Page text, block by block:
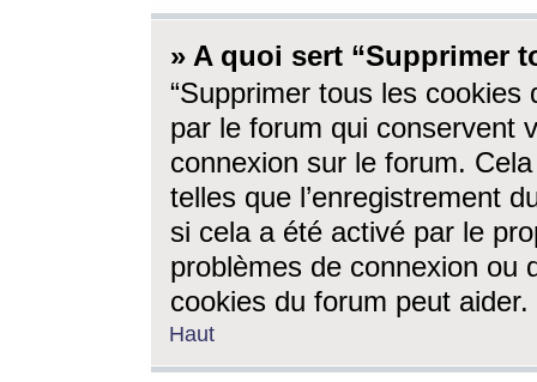
» A quoi sert “Supprimer
“Supprimer tous les cookies
par le forum qui conservent
connexion sur le forum.
telles que l’enregistrement
si cela a été activé par le
problèmes de connexion ou
cookies du forum peut aider.
Haut